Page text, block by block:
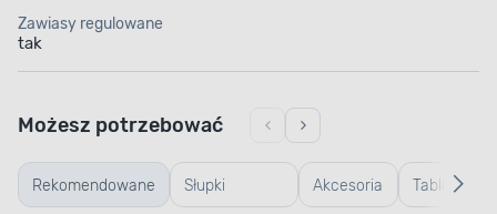
Zawiasy regulowane
tak
Rekomendowane Słupki Akcesoria Tablice
Możesz potrzebować